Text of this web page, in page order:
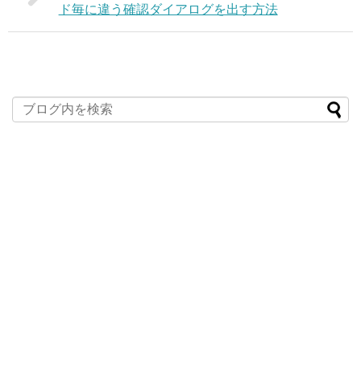
ド毎に違う確認ダイアログを出す方法